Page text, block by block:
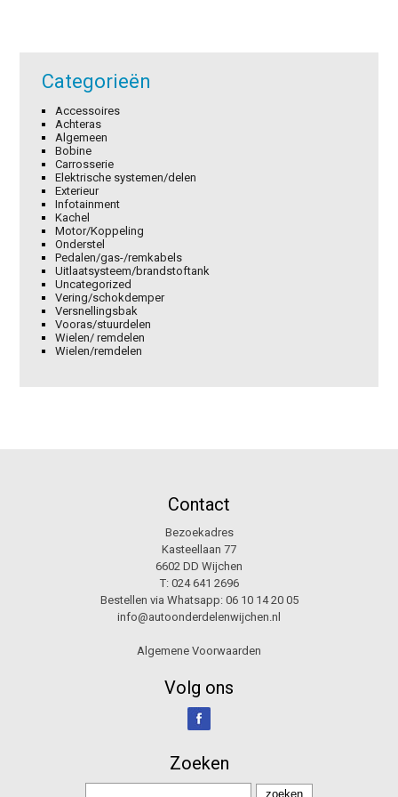
Categorieën
Accessoires
Achteras
Algemeen
Bobine
Carrosserie
Elektrische systemen/delen
Exterieur
Infotainment
Kachel
Motor/Koppeling
Onderstel
Pedalen/gas-/remkabels
Uitlaatsysteem/brandstoftank
Uncategorized
Vering/schokdemper
Versnellingsbak
Vooras/stuurdelen
Wielen/ remdelen
Wielen/remdelen
Contact
Bezoekadres
Kasteellaan 77
6602 DD Wijchen
T: 024 641 2696
Bestellen via Whatsapp: 06 10 14 20 05
info@autoonderdelenwijchen.nl
Algemene Voorwaarden
Volg ons
Zoeken